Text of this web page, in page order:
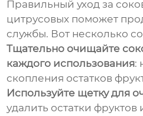
Правильный уход за
цитрусовых поможет
службы. Вот несколько
Тщательно очищайте
каждого использования:
скопления остатков
Используйте щетку для
удалить остатки фруктов